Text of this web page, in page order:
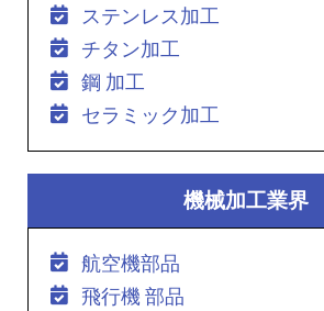
ステンレス加工
チタン加工
鋼 加工
セラミック加工
機械加工業界
航空機部品
飛行機 部品